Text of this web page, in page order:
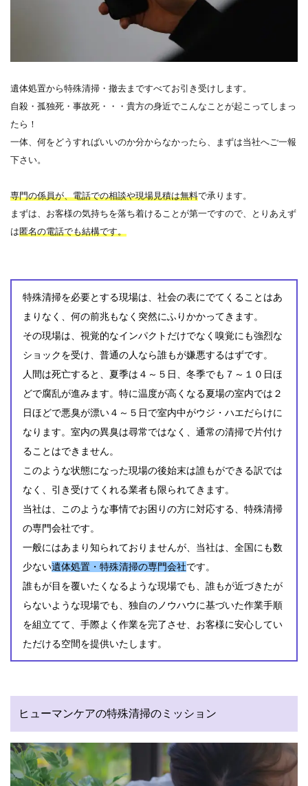
遺体処置から特殊清掃・撤去まですべてお引き受けします。
自殺・孤独死・事故死・・・貴方の身近でこんなことが起こってしまっ
たら！
一体、何をどうすればいいのか分からなかったら、まずは当社へご一報
下さい。
専門の係員が、電話での相談や現場見積は無料で承ります。
まずは、お客様の気持ちを落ち着けることが第一ですので、とりあえず
は匿名の電話でも結構です。
特殊清掃を必要とする現場は、社会の表にでてくることはあ
まりなく、何の前兆もなく突然にふりかかってきます。
その現場は、視覚的なインパクトだけでなく嗅覚にも強烈な
ショックを受け、普通の人なら誰もが嫌悪するはずです。
人間は死亡すると、夏季は４～５日、冬季でも７～１０日ほ
どで腐乱が進みます。特に温度が高くなる夏場の室内では２
日ほどで悪臭が漂い４～５日で室内中がウジ・ハエだらけに
なります。室内の異臭は尋常ではなく、通常の清掃で片付け
ることはできません。
このような状態になった現場の後始末は誰もができる訳では
なく、引き受けてくれる業者も限られてきます。
当社は、このような事情でお困りの方に対応する、特殊清掃
の専門会社です。
一般にはあまり知られておりませんが、当社は、全国にも数
少ない遺体処置・特殊清掃の専門会社です。
誰もが目を覆いたくなるような現場でも、誰もが近づきたが
らないような現場でも、独自のノウハウに基づいた作業手順
を組立てて、手際よく作業を完了させ、お客様に安心してい
ただける空間を提供いたします。
ヒューマンケアの特殊清掃のミッション